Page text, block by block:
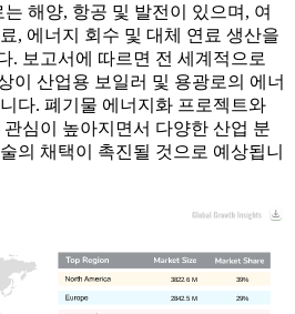
해양, 항공 및 발전이 있으며, 여
, 에너지 회수 및 대체 연료 생산을
. 보고서에 따르면 전 세계적으로
이 산업용 보일러 및 용광로의 에너
다. 폐기물 에너지화 프로젝트와
심이 높아지면서 다양한 산업 분
의 채택이 촉진될 것으로 예상됩니
29%
2842.5 M
39%
3822.6 M